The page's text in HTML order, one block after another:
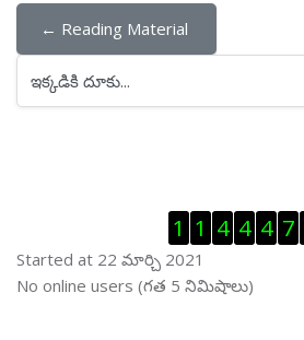
← Reading Material
ఇక్కడికి దూకు...
Visitor Counter ను తప్పించు
1 1 4 4 4 7
Started at 22 మార్చి 2021
ఆన్ లైను వాడుకరులు ను తప్పించు
No online users (గత 5 నిమిషాలు)